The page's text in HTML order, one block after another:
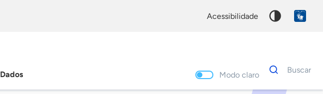
acessibilidade
Dados Modo claro
Dados
para
Buscar